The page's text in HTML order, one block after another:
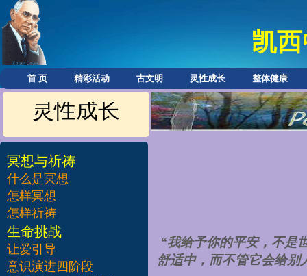
凯
首 页 精彩活动 古文明 灵性成长 整体健康
灵性成长
冥想与祈祷
什么是冥想
怎样冥想
怎样祈祷
​生命挑战
让爱引导
意识演进四阶段
“我给予你的平安，不
舒适中，而不管它会给